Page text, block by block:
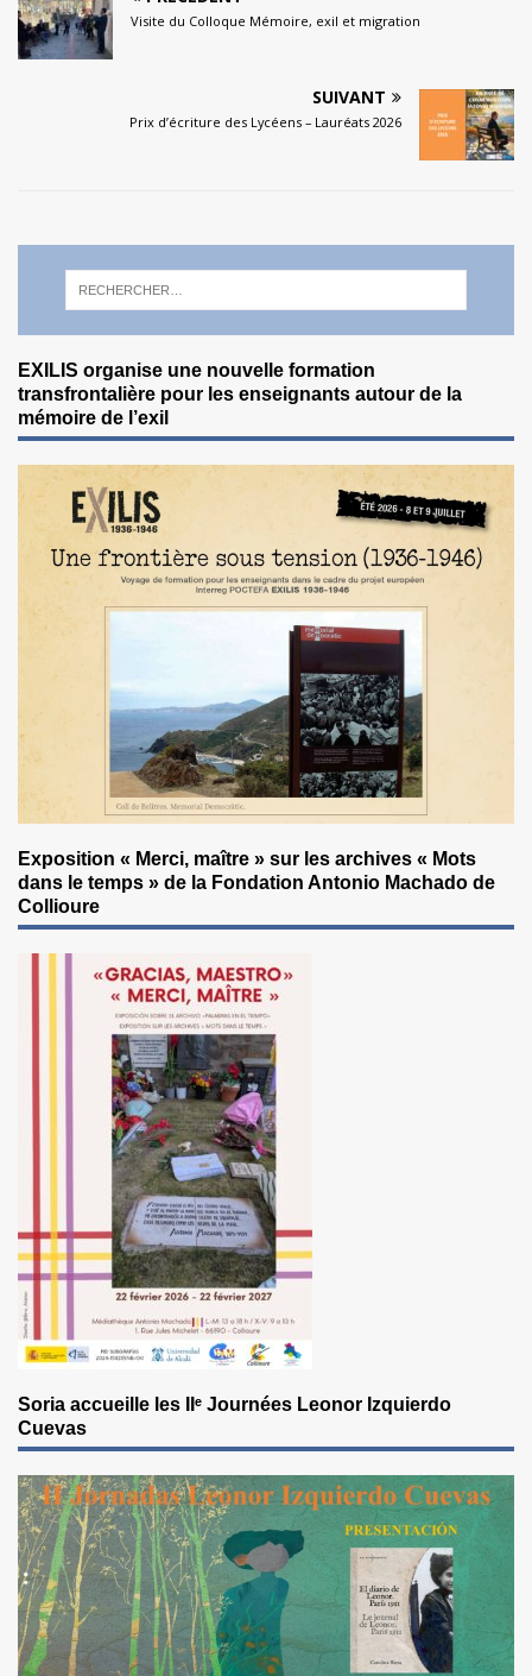
Visite du Colloque Mémoire, exil et migration
SUIVANT
Prix d’écriture des Lycéens – Lauréats 2026
EXILIS organise une nouvelle formation
transfrontalière pour les enseignants autour de la
mémoire de l’exil
Exposition « Merci, maître » sur les archives « Mots
dans le temps » de la Fondation Antonio Machado de
Collioure
Soria accueille les IIᵉ Journées Leonor Izquierdo
Cuevas